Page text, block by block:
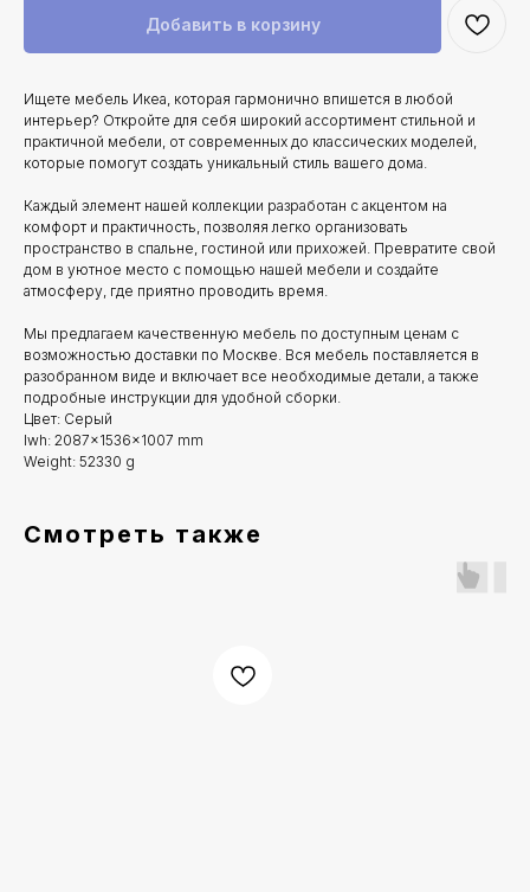
Добавить в корзину
Ищете мебель Икеа, которая гармонично впишется в любой
интерьер? Откройте для себя широкий ассортимент стильной и
практичной мебели, от современных до классических моделей,
которые помогут создать уникальный стиль вашего дома.
Каждый элемент нашей коллекции разработан с акцентом на
комфорт и практичность, позволяя легко организовать
пространство в спальне, гостиной или прихожей. Превратите свой
дом в уютное место с помощью нашей мебели и создайте
атмосферу, где приятно проводить время.
Мы предлагаем качественную мебель по доступным ценам с
возможностью доставки по Москве. Вся мебель поставляется в
разобранном виде и включает все необходимые детали, а также
подробные инструкции для удобной сборки.
Цвет: Серый
lwh: 2087x1536x1007 mm
Weight: 52330 g
Смотреть также